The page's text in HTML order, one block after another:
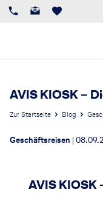
AVIS KIOSK –
Zur Startseite Blog
Geschäftsreisen |
AVIS KIOSK